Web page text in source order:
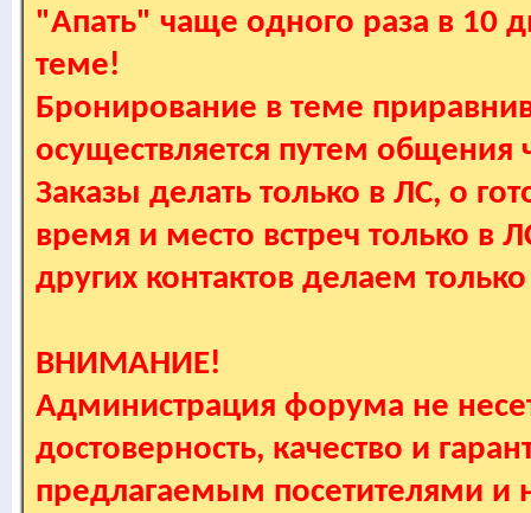
"Апать" чаще одного раза в 10
теме!
Бронирование в теме
осуществляется путем
Заказы делать только в ЛС, о
время и место встреч только в
других контактов делаем
ВНИМАНИЕ!
Администрация форума не
достоверность, качество и
предлагаемым посетителями и